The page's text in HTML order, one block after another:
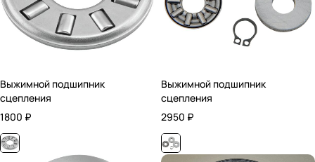
Выжимной подшипник
сцепления
1800 ₽
Выжимной подшипник
сцепления
2950 ₽